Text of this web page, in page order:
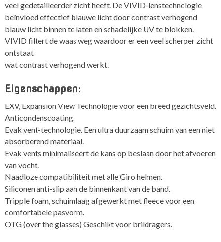
veel gedetailleerder zicht heeft. De VIVID-lenstechnologie
beïnvloed effectief blauwe licht door contrast verhogend
blauw licht binnen te laten en schadelijke UV te blokken.
VIVID filtert de waas weg waardoor er een veel scherper zicht
ontstaat
wat contrast verhogend werkt.
Eigenschappen:
EXV, Expansion View Technologie voor een breed gezichtsveld.
Anticondenscoating.
Evak vent-technologie. Een ultra duurzaam schuim van een niet
absorberend materiaal.
Evak vents minimaliseert de kans op beslaan door het afvoeren
van vocht.
Naadloze compatibiliteit met alle Giro helmen.
Siliconen anti-slip aan de binnenkant van de band.
Tripple foam, schuimlaag afgewerkt met fleece voor een
comfortabele pasvorm.
OTG (over the glasses) Geschikt voor brildragers.